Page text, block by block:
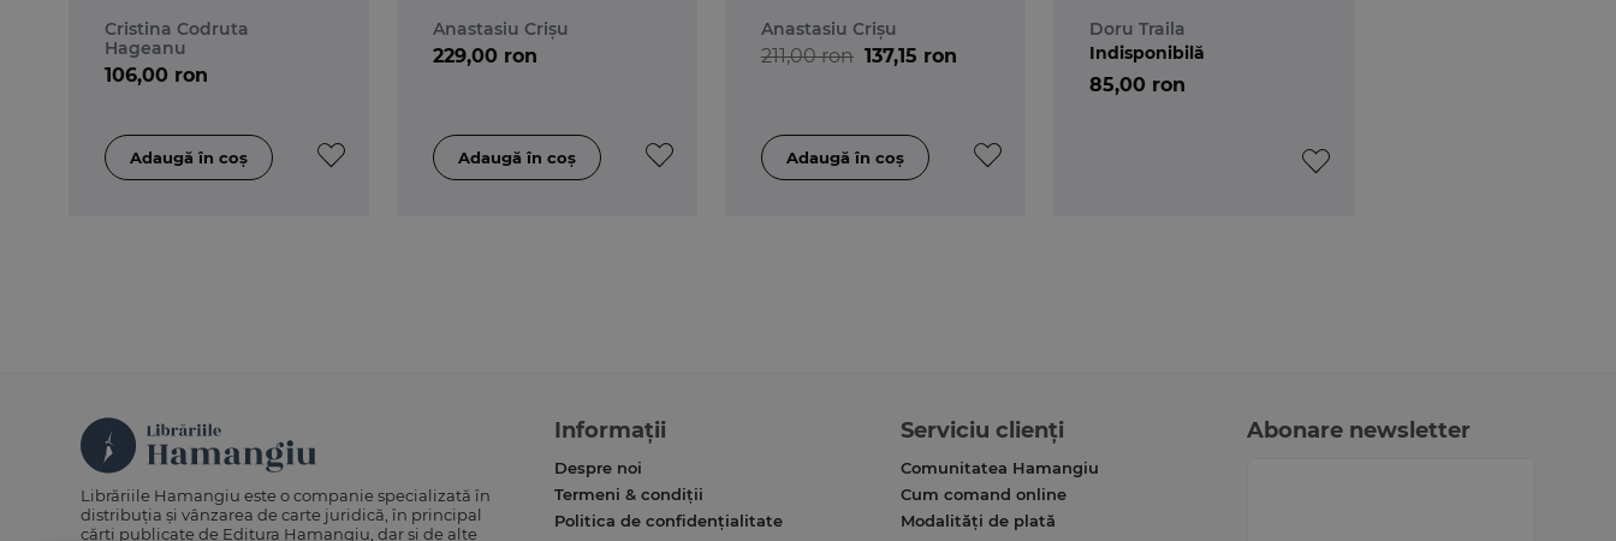
Cristina Codruta
Hageanu
106,00 ron
Anastasiu Crișu
229,00 ron
Anastasiu Crișu
211,00 ron 137,15 ron
Doru Traila
85,00 ron
Indisponibilă
Librăriile Hamangiu este o companie specializată în
distribuția și vânzarea de carte juridică, în principal
cărți publicate de Editura Hamangiu, dar și de alte
Informații
Despre noi
Termeni & condiții
Politica de confidențialitate
Serviciu clienți
Comunitatea Hamangiu
Cum comand online
Modalități de plată
Abonare newsletter